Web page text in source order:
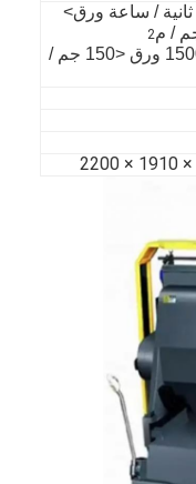
2500 ثانية / ساعة ورق>
2
1500s / h ورق <150 جم /